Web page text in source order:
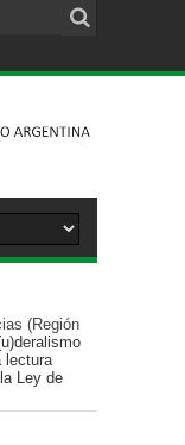
(Región
lectura
Ley de